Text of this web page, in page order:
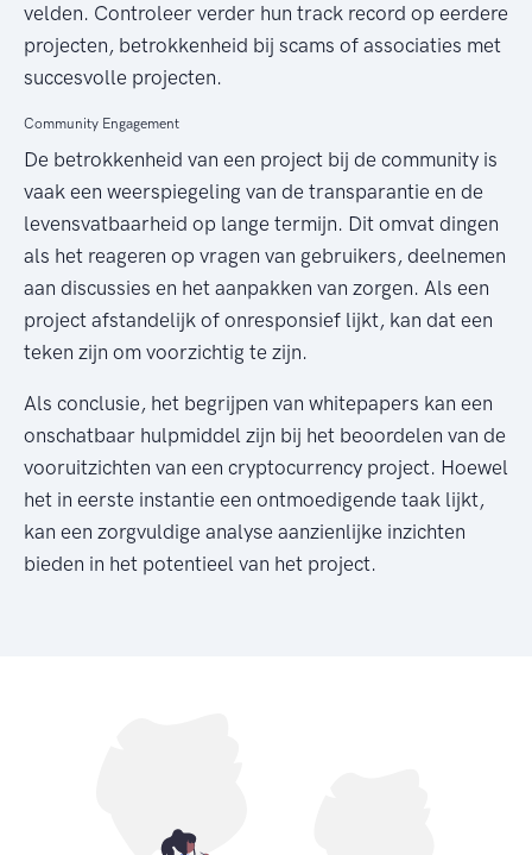
velden. Controleer verder hun track record op eerdere
projecten, betrokkenheid bij scams of associaties met
succesvolle projecten.
Community Engagement
De betrokkenheid van een project bij de community is
vaak een weerspiegeling van de transparantie en de
levensvatbaarheid op lange termijn. Dit omvat dingen
als het reageren op vragen van gebruikers, deelnemen
aan discussies en het aanpakken van zorgen. Als een
project afstandelijk of onresponsief lijkt, kan dat een
teken zijn om voorzichtig te zijn.
Als conclusie, het begrijpen van whitepapers kan een
onschatbaar hulpmiddel zijn bij het beoordelen van de
vooruitzichten van een cryptocurrency project. Hoewel
het in eerste instantie een ontmoedigende taak lijkt,
kan een zorgvuldige analyse aanzienlijke inzichten
bieden in het potentieel van het project.